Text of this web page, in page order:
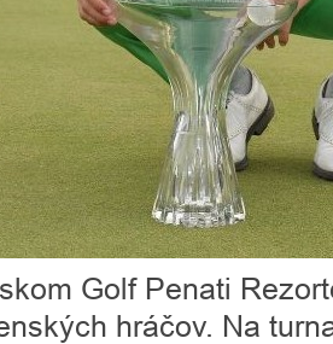
Golf Penati
hráčov. Na